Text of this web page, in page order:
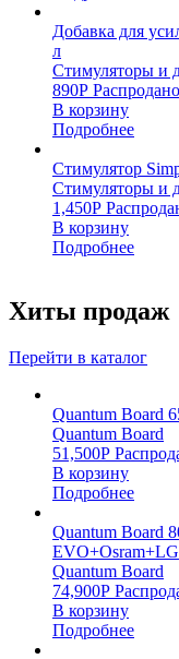
Добавка для
л
Стимуляторы и
890Р Распродано
В корзину
Подробнее
Стимулятор
Стимуляторы и
1,450Р
В корзину
Подробнее
Хиты продаж
Перейти в каталог
Quantum Board
Quantum Board
51,500Р
В корзину
Подробнее
Quantum Board
EVO+Osram+LG
Quantum Board
74,900Р
В корзину
Подробнее